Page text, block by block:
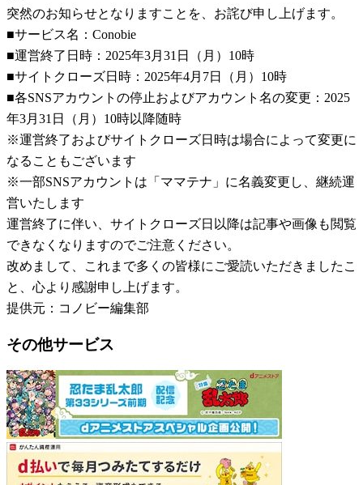
突然のお知らせとなりますことを、お詫び申し上げます。
■サービス名：Conobie
■運営終了日時：2025年3月31日（月）10時
■サイトクローズ日時：2025年4月7日（月）10時
■各SNSアカウントの停止およびアカウント名の変更：2025
年3月31日（月）10時以降随時
※運営終了およびサイトクローズ日時は場合によって変更に
なることもございます
※一部SNSアカウントは「ママテナ」に名義変更し、継続運
営いたします
運営終了に伴い、サイトクローズ日以降は記事や画像も閲覧
できなくなりますのでご注意ください。
改めまして、これまで多くの皆様にご愛読いただきましたこ
と、心より感謝申し上げます。
提供元：コノビー編集部
その他サービス